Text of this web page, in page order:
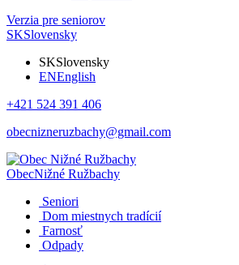
Verzia pre seniorov
SKSlovensky
SKSlovensky
ENEnglish
+421 524 391 406
obecnizneruzbachy@gmail.com
ObecNižné Ružbachy
Seniori
Dom miestnych tradícií
Farnosť
Odpady